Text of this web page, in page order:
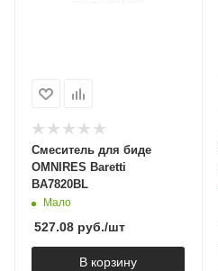
Смеситель для биде
OMNIRES Baretti
BA7820BL
Мало
527.08 руб./шт
В корзину